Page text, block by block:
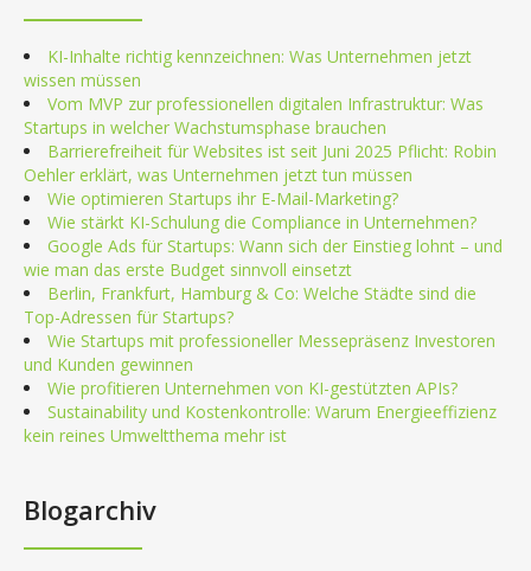
KI-Inhalte richtig kennzeichnen: Was Unternehmen jetzt
wissen müssen
Vom MVP zur professionellen digitalen Infrastruktur: Was
Startups in welcher Wachstumsphase brauchen
Barrierefreiheit für Websites ist seit Juni 2025 Pflicht: Robin
Oehler erklärt, was Unternehmen jetzt tun müssen
Wie optimieren Startups ihr E-Mail-Marketing?
Wie stärkt KI-Schulung die Compliance in Unternehmen?
Google Ads für Startups: Wann sich der Einstieg lohnt – und
wie man das erste Budget sinnvoll einsetzt
Berlin, Frankfurt, Hamburg & Co: Welche Städte sind die
Top-Adressen für Startups?
Wie Startups mit professioneller Messepräsenz Investoren
und Kunden gewinnen
Wie profitieren Unternehmen von KI-gestützten APIs?
Sustainability und Kostenkontrolle: Warum Energieeffizienz
kein reines Umweltthema mehr ist
Blogarchiv